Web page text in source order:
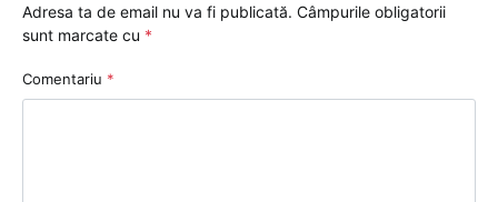
Adresa ta de email nu va fi publicată. Câmpurile obligatorii
sunt marcate cu *
Comentariu *